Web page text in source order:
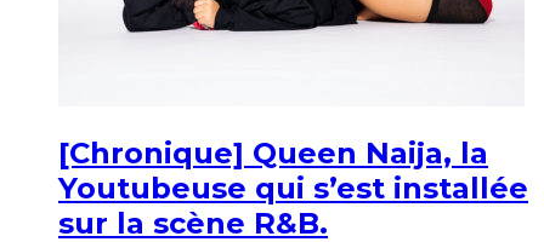
[Chronique] Queen Naija, la
Youtubeuse qui s’est installée
sur la scène R&B.